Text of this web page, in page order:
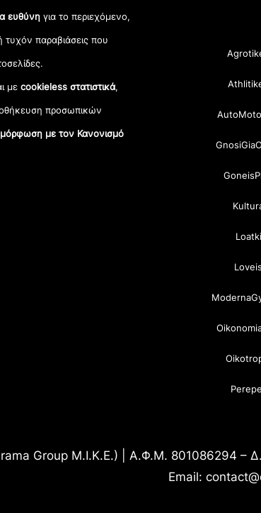
ευθύνη για το περιεχόμενο,
τυχόν παραβιάσεις που
μεcookieless στατιστικά,
προσωπικών
με τον Κανονισμό
Group Μ.Ι.Κ.Ε.) | Α.Φ.Μ. 801086294 –
Email: